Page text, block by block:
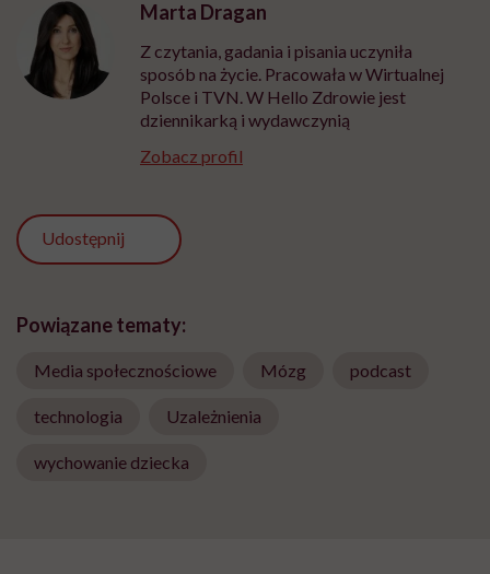
Marta Dragan
Z czytania, gadania i pisania uczyniła
sposób na życie. Pracowała w Wirtualnej
Polsce i TVN. W Hello Zdrowie jest
dziennikarką i wydawczynią
Zobacz profil
Udostępnij
Powiązane tematy:
Media społecznościowe Mózg podcast
technologia Uzależnienia
wychowanie dziecka